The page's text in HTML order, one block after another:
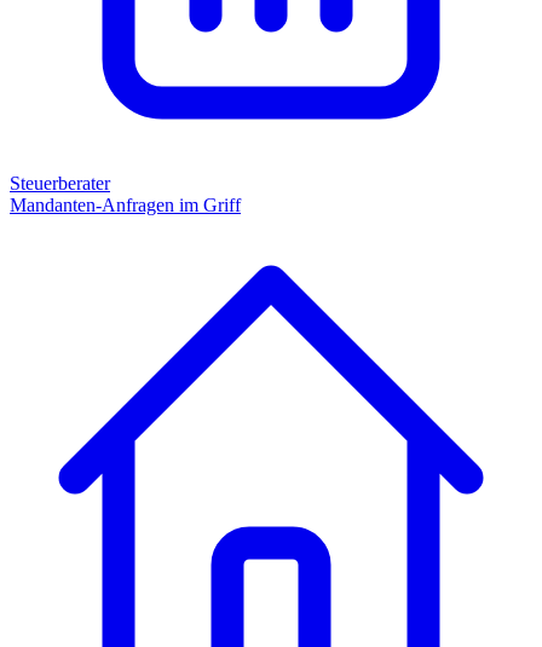
Steuerberater
Mandanten-Anfragen im Griff